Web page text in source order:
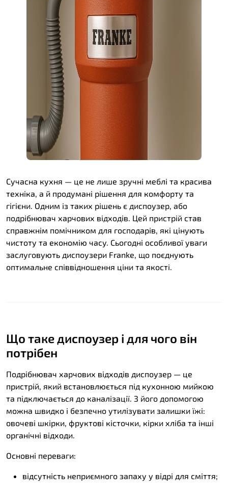
Сучасна кухня — це не лише зручні меблі та красива
техніка, а й продумані рішення для комфорту та
гігієни. Одним із таких рішень є диспоузер, або
подрібнювач харчових відходів. Цей пристрій став
справжнім помічником для господарів, які цінують
чистоту та економію часу. Сьогодні особливої уваги
заслуговують диспоузери Franke, що поєднують
оптимальне співвідношення ціни та якості.
Що таке диспоузер і для чого він
потрібен
Подрібнювач харчових відходів диспоузер — це
пристрій, який встановлюється під кухонною мийкою
та підключається до каналізації. З його допомогою
можна швидко і безпечно утилізувати залишки їжі:
овочеві шкірки, фруктові кісточки, кірки хліба та інші
органічні відходи.
Основні переваги:
відсутність неприємного запаху у відрі для сміття;